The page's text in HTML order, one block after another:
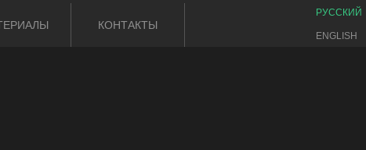
КОНТАКТЫ
РУССКИЙ
ENGLISH